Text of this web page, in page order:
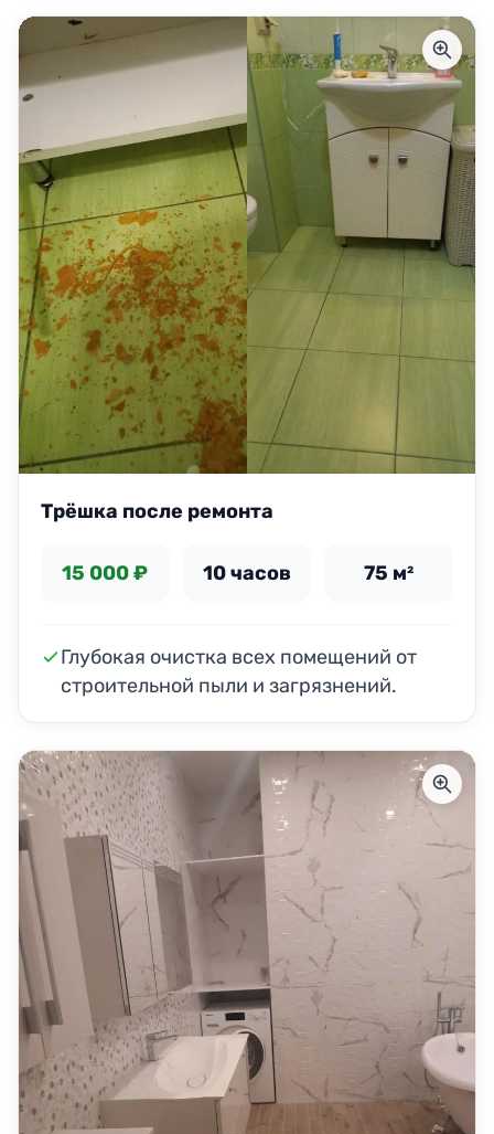
Трёшка после ремонта
15 000 ₽ 10 часов 75 м²
Глубокая очистка всех помещений от
строительной пыли и загрязнений.